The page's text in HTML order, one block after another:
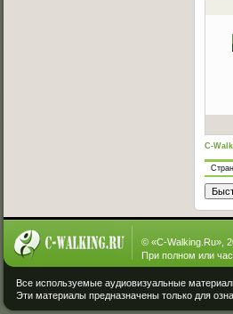
C-
© «C-Walking.Ru»,
При полном или
Все используемые аудиовизуальные
Эти материалы предназначены только для